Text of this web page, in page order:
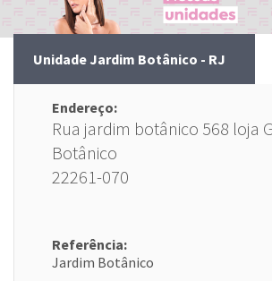
Unidade Jardim Botânico - RJ
Endereço:
Rua jardim botânico 568 loja
Botânico
22261-070
Referência:
Jardim Botânico